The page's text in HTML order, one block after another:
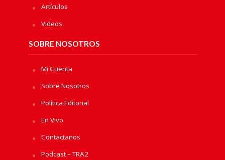
Artículos
Videos
SOBRE NOSOTROS
Mi Cuenta
Sobre Nosotros
Política Editorial
En Vivo
Contactanos
Podcast – TRA2